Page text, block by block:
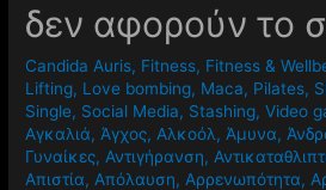
δεν αφορούν το
Candida Auris, Fitness, Fitness &
Lifting, Love bombing, Maca, Pilates,
Single, Social Media, Stashing,Video
Αγκαλιά, Άγχος, Αλκοόλ, Άμυνα,
Γυναίκες, Αντιγήρανση,
Απιστία, Απόλαυση, Αρρενωπότητα,